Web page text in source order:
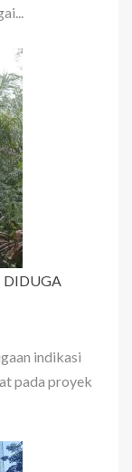
DIDUGA
indikasi
pada proyek